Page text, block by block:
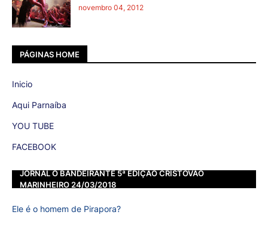
novembro 04, 2012
PÁGINAS HOME
Inicio
Aqui Parnaíba
YOU TUBE
FACEBOOK
JORNAL O BANDEIRANTE 5ª EDIÇÃO CRISTOVÃO
MARINHEIRO 24/03/2018
Ele é o homem de Pirapora?